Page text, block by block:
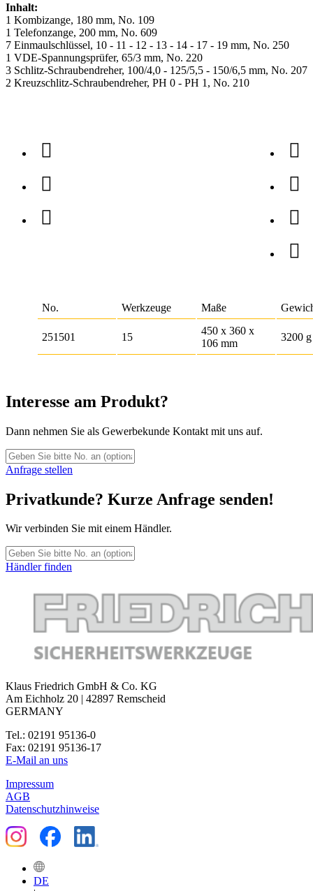
Inhalt:
1 Kombizange, 180 mm, No. 109
1 Telefonzange, 200 mm, No. 609
7 Einmaulschlüssel, 10 - 11 - 12 - 13 - 14 - 17 - 19 mm, No. 250
1 VDE-Spannungsprüfer, 65/3 mm, No. 220
3 Schlitz-Schraubendreher, 100/4,0 - 125/5,5 - 150/6,5 mm, No. 207
2 Kreuzschlitz-Schraubendreher, PH 0 - PH 1, No. 210
No. Werkzeuge Maße
251501 15
450 x 360 x
106 mm
3200 g
Interesse am Produkt?
Dann nehmen Sie als Gewerbekunde Kontakt mit uns auf.
Anfrage stellen
Privatkunde? Kurze Anfrage senden!
Wir verbinden Sie mit einem Händler.
Händler finden
Klaus Friedrich GmbH & Co. KG
Am Eichholz 20 | 42897 Remscheid
GERMANY
Tel.: 02191 95136-0
Fax: 02191 95136-17
E-Mail an uns
Impressum
AGB
Datenschutzhinweise
DE